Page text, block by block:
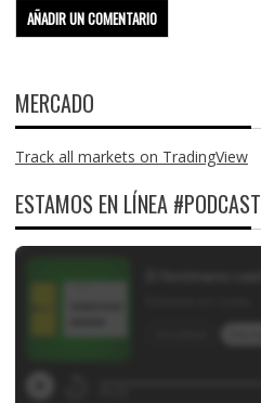
MERCADO
Track all markets on TradingView
ESTAMOS EN LÍNEA #PODCAST